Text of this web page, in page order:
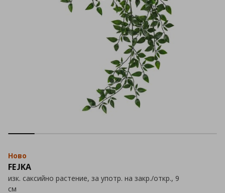
Ново
FEJKA
изк. саксийно растение, за употр. на закр./откр., 9
см